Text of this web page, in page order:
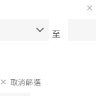
至
取消篩選